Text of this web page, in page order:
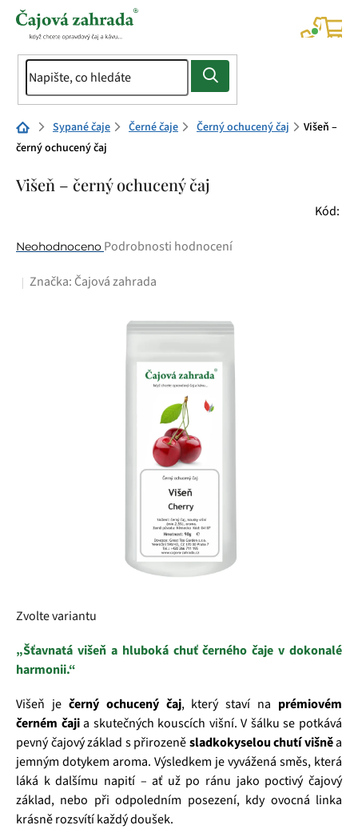
Přejít
Domů Sypané čaje Černé čaje Černý ochucený čaj
Višeň –
černý ochucený čaj
Višeň – černý ochucený čaj
Kód:
Průměrné
produktu
Neohodnoceno Podrobnosti hodnocení
Značka: Čajová zahrada
Zvolte variantu
„Šťavnatá višeň a hluboká chuť černého čaje v dokonalé
harmonii.“
Višeň je černý ochucený čaj, který staví na prémiovém
černém čajia skutečných kouscích višní. V šálku se potkává
pevný čajový základ s přirozeněsladkokyselou chutí višněa
jemným dotykem aroma. Výsledkem je vyvážená směs, která
láká k dalšímu napití – ať už po ránu jako poctivý čajový
základ, nebo při odpoledním posezení, kdy ovocná linka
krásně rozsvítí každý doušek.